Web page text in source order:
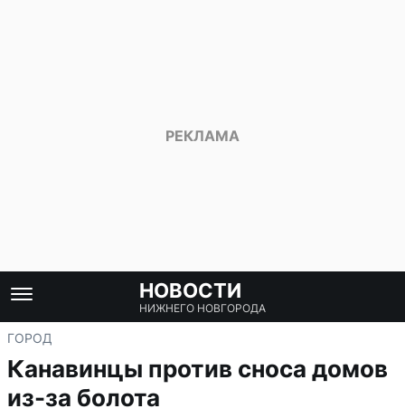
НОВОСТИ
НИЖНЕГО НОВГОРОДА
ГОРОД
Канавинцы против сноса домов
из-за болота